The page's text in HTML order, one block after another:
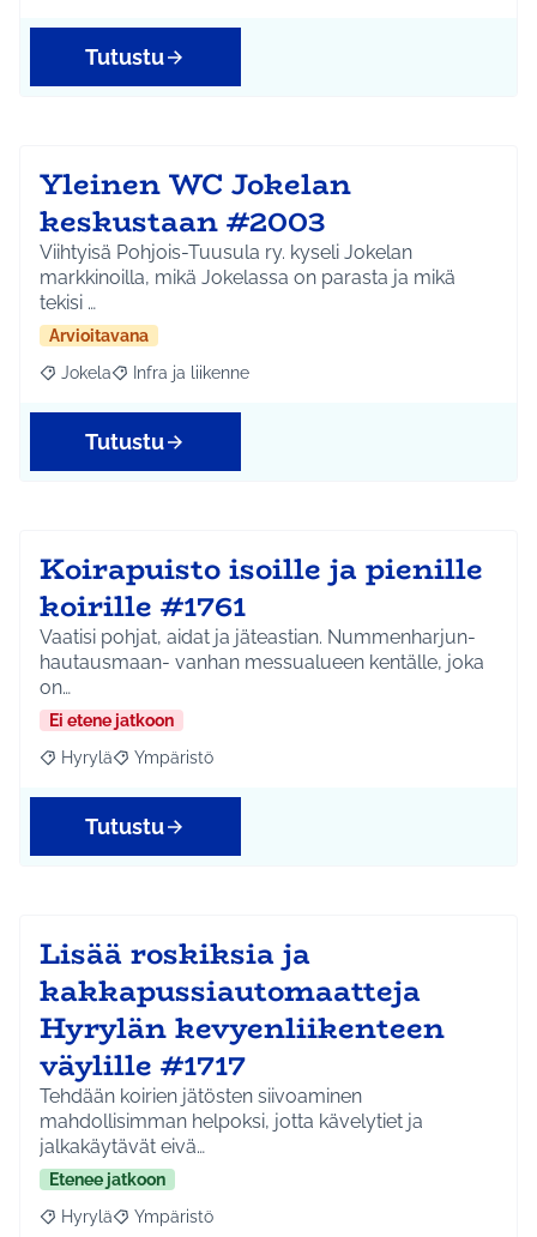
Tutustu
Yleinen WC Jokelan
keskustaan #2003
Viihtyisä Pohjois-Tuusula ry. kyseli Jokelan
markkinoilla, mikä Jokelassa on parasta ja mikä
tekisi …
Arvioitavana
Rajaa tulokset aihepiirin mukaan: Jokela
Jokela Rajaa tulokset teeman mukaan: Infra ja liikenne
Infra ja liikenne
Tutustu
Koirapuisto isoille ja pienille
koirille #1761
Vaatisi pohjat, aidat ja jäteastian. Nummenharjun-
hautausmaan- vanhan messualueen kentälle, joka
on…
Ei etene jatkoon
Rajaa tulokset aihepiirin mukaan: Hyrylä
Hyrylä Rajaa tulokset teeman mukaan: Ympäristö
Ympäristö
Tutustu
Lisää roskiksia ja
kakkapussiautomaatteja
Hyrylän kevyenliikenteen
väylille #1717
Tehdään koirien jätösten siivoaminen
mahdollisimman helpoksi, jotta kävelytiet ja
jalkakäytävät eivä…
Etenee jatkoon
Rajaa tulokset aihepiirin mukaan: Hyrylä
Hyrylä Rajaa tulokset teeman mukaan: Ympäristö
Ympäristö